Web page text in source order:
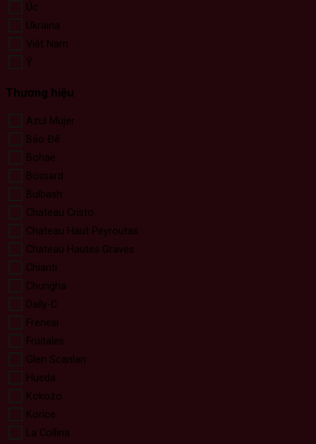
Úc
Ukraina
Việt Nam
Ý
Thương hiệu
Azul Mujer
Bảo Đế
Bohae
Bossard
Bulbash
Chateau Cristo
Chateau Haut Peyroutas
Chateau Hautes Graves
Chianti
Chungha
Daily-C
Frenesi
Fruitales
Glen Scanlan
Hueda
Kokozo
Korice
La Collina